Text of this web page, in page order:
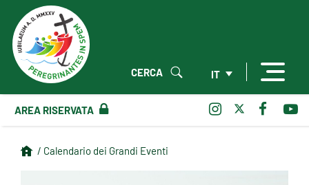
IT
CERCA
AREA RISERVATA
/ Calendario dei Grandi Eventi